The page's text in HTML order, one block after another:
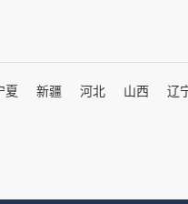
夏 新疆 河北 山西 辽